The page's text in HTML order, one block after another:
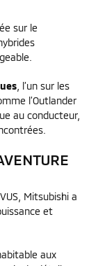
sur le
, l’un sur les
l’Outlander
au conducteur,
Mitsubishi a
et
aux